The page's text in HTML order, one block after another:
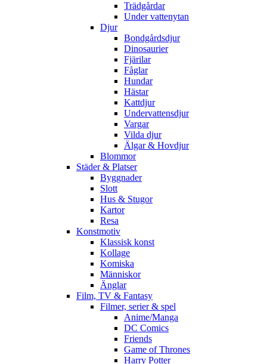
Trädgårdar
Under vattenytan
Djur
Bondgårdsdjur
Dinosaurier
Fjärilar
Fåglar
Hundar
Hästar
Kattdjur
Undervattensdjur
Vargar
Vilda djur
Älgar & Hovdjur
Blommor
Städer & Platser
Byggnader
Slott
Hus & Stugor
Kartor
Resa
Konstmotiv
Klassisk konst
Kollage
Komiska
Människor
Änglar
Film, TV & Fantasy
Filmer, serier & spel
Anime/Manga
DC Comics
Friends
Game of Thrones
Harry Potter